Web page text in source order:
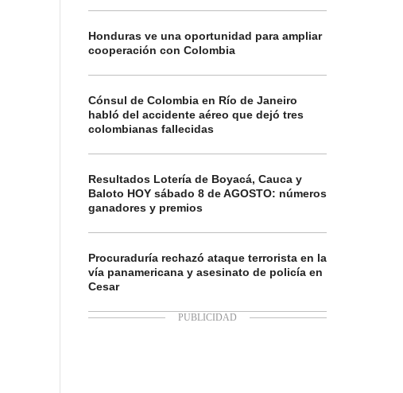
Honduras ve una oportunidad para ampliar
cooperación con Colombia
Cónsul de Colombia en Río de Janeiro
habló del accidente aéreo que dejó tres
colombianas fallecidas
Resultados Lotería de Boyacá, Cauca y
Baloto HOY sábado 8 de AGOSTO: números
ganadores y premios
Procuraduría rechazó ataque terrorista en la
vía panamericana y asesinato de policía en
Cesar